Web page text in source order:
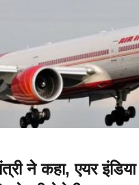
ने कहा, एयर